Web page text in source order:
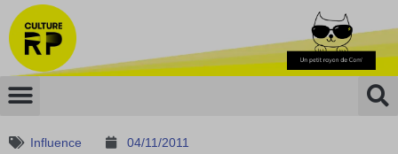
Influence 04/11/2011